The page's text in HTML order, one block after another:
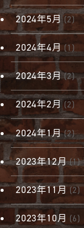
2024年5月 (2)
2024年4月(1)
2024年3月(2)
2024年2月 (2)
2024年1月(2)
2023年12月(1)
2023年11月(2)
2023年10月 (6)